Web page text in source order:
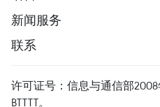
新闻服务
联系
许可证号：信息与通信部2008
BTTTT。